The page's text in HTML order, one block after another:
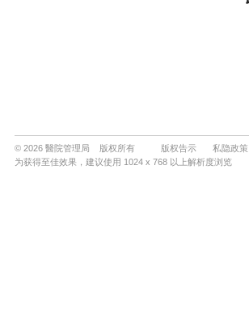
© 2026 醫院管理局 版权所有 版权告示 私隐政策
为获得至佳效果，建议使用 1024 x 768 以上解析度浏览